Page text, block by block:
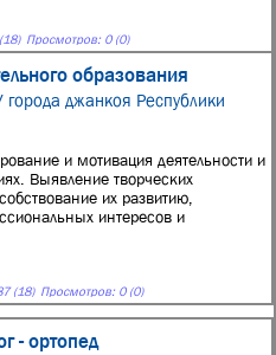
Просмотров: 0 (0)
образования
джанкоя Республики
и мотивация деятельности и
Выявление творческих
их развитию,
интересов и
(18) Просмотров: 0 (0)
- ортопед